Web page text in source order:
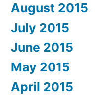
August 2015
July 2015
June 2015
May 2015
April 2015